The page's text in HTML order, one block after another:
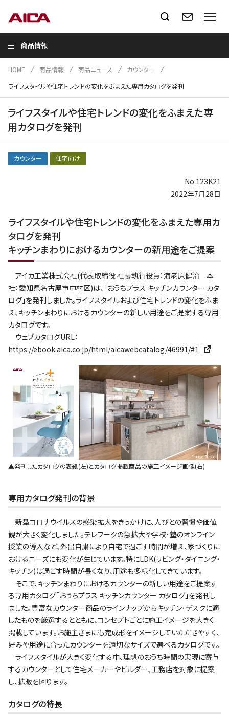
商品情報
HOME 商品情報 商品ニュース
カウンター
ライフスタイルや住宅トレンドの変化をふまえた専用カタログを発刊
ライフスタイルや住宅トレンドの変化をふまえた専
用カタログを発刊
カウンター 住宅向け
No.123K21
2022年7月28日
ライフスタイルや住宅トレンドの変化をふまえた専用カ
タログを発刊
キッチンまわりにおけるカウンターの新用途をご提案
アイカ工業株式会社(代表取締役 社長執行役員：海老原健治 本
社：愛知県名古屋市中村区)は、｢おうちプラス キッチンカウンター カタ
ログ｣を発刊しました。ライフスタイルおよび住宅トレンドの変化をふま
え、キッチンまわりにおけるカウンターの新しい用途をご提案する専用
カタログです。
ウェブカタログURL：
https://ebook.aica.co.jp/html/aicawebcatalog/46991/#1
▲発刊したカタログの表紙(左)とカタログ掲載商品の施工イメージ画像(右)
専用カタログ発刊の背景
新型コロナウイルスの感染拡大をきっかけに、人びとの習慣や価値
観が大きく変化しました。テレワークの急拡大や学校･塾のオンライン
授業の導入など、外出自粛により自宅で過ごす時間が増え、家づくりに
おけるニーズにも変化が生じています。特にLDK(リビング・ダイニング・
キッチン)は過ごす時間が長くなり、用途も多様化してきています。
そこで、キッチンまわりにおけるカウンターの新しい用途をご提案す
る専用カタログ｢おうちプラス キッチンカウンター カタログ｣を発刊し
ました。豊富なカウンター商品のラインナップからキッチン･デスクに適
したものを厳選するとともに、コンセプトごとに施工イメージを大きく
掲載しています。お施主さまにも完成形をイメージしていただきやすく、
好みや用途に合ったカウンターを適切なサイズで選べるカタログです。
ライフスタイルが大きく変化する中、理想のおうち時間の実現に寄与
するカウンターとして住宅メーカーやビルダー、工務店を対象に提案
し、拡販を図ります。
カタログの特長